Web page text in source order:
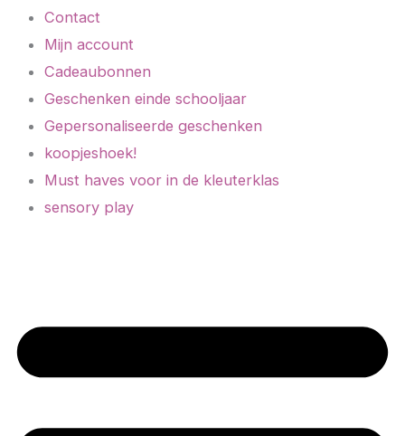
Contact
Mijn account
Cadeaubonnen
Geschenken einde schooljaar
Gepersonaliseerde geschenken
koopjeshoek!
Must haves voor in de kleuterklas
sensory play